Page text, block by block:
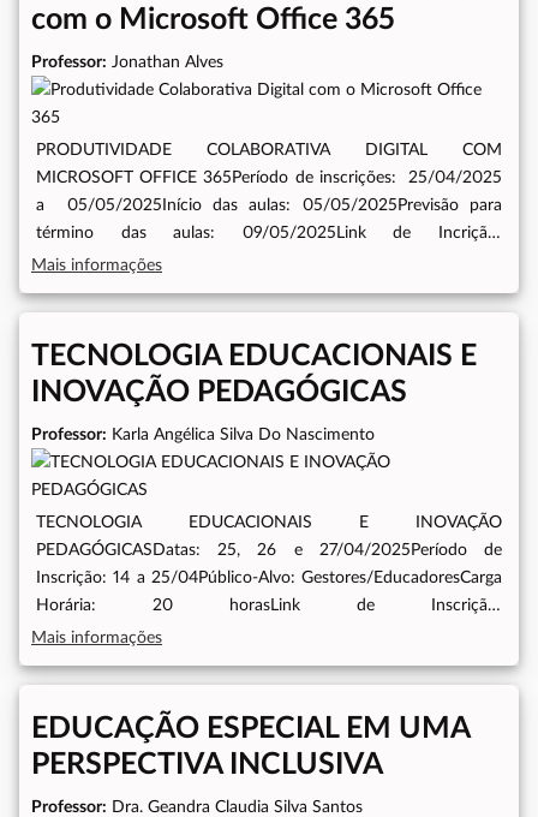
com o Microsoft Office 365
Professor: Jonathan Alves
PRODUTIVIDADE COLABORATIVA DIGITAL COM
MICROSOFT OFFICE 365Período de inscrições: 25/04/2025
a 05/05/2025Início das aulas: 05/05/2025Previsão para
término das aulas: 09/05/2025Link de Incrição:
https://doity.com.br/microsoftoffice-365-maio
Mais informações
TECNOLOGIA EDUCACIONAIS E
INOVAÇÃO PEDAGÓGICAS
Professor: Karla Angélica Silva Do Nascimento
TECNOLOGIA EDUCACIONAIS E INOVAÇÃO
PEDAGÓGICASDatas: 25, 26 e 27/04/2025Período de
Inscrição: 14 a 25/04Público-Alvo: Gestores/EducadoresCarga
Horária: 20 horasLink de Inscrição:
https://doity.com.br/tecnologias-educacionais-e-inovacoes-
Mais informações
EDUCAÇÃO ESPECIAL EM UMA
PERSPECTIVA INCLUSIVA
Professor: Dra. Geandra Claudia Silva Santos